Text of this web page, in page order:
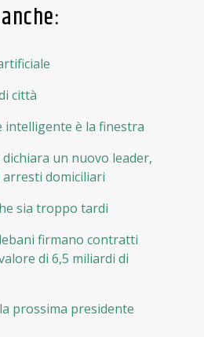
città
intelligente è la finestra
dichiara un nuovo leader,
domiciliari
sia troppo tardi
firmano contratti
di 6,5 miliardi di
prossima presidente